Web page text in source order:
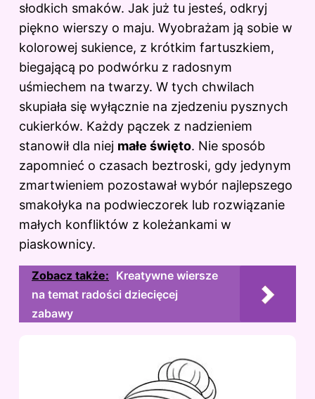
słodkich smaków. Jak już tu jesteś, odkryj
piękno wierszy o maju. Wyobrażam ją sobie w
kolorowej sukience, z krótkim fartuszkiem,
biegającą po podwórku z radosnym
uśmiechem na twarzy. W tych chwilach
skupiała się wyłącznie na zjedzeniu pysznych
cukierków. Każdy pączek z nadzieniem
stanowił dla niej małe święto. Nie sposób
zapomnieć o czasach beztroski, gdy jedynym
zmartwieniem pozostawał wybór najlepszego
smakołyka na podwieczorek lub rozwiązanie
małych konfliktów z koleżankami w
piaskownicy.
Zobacz także: Kreatywne wiersze
na temat radości dziecięcej
zabawy